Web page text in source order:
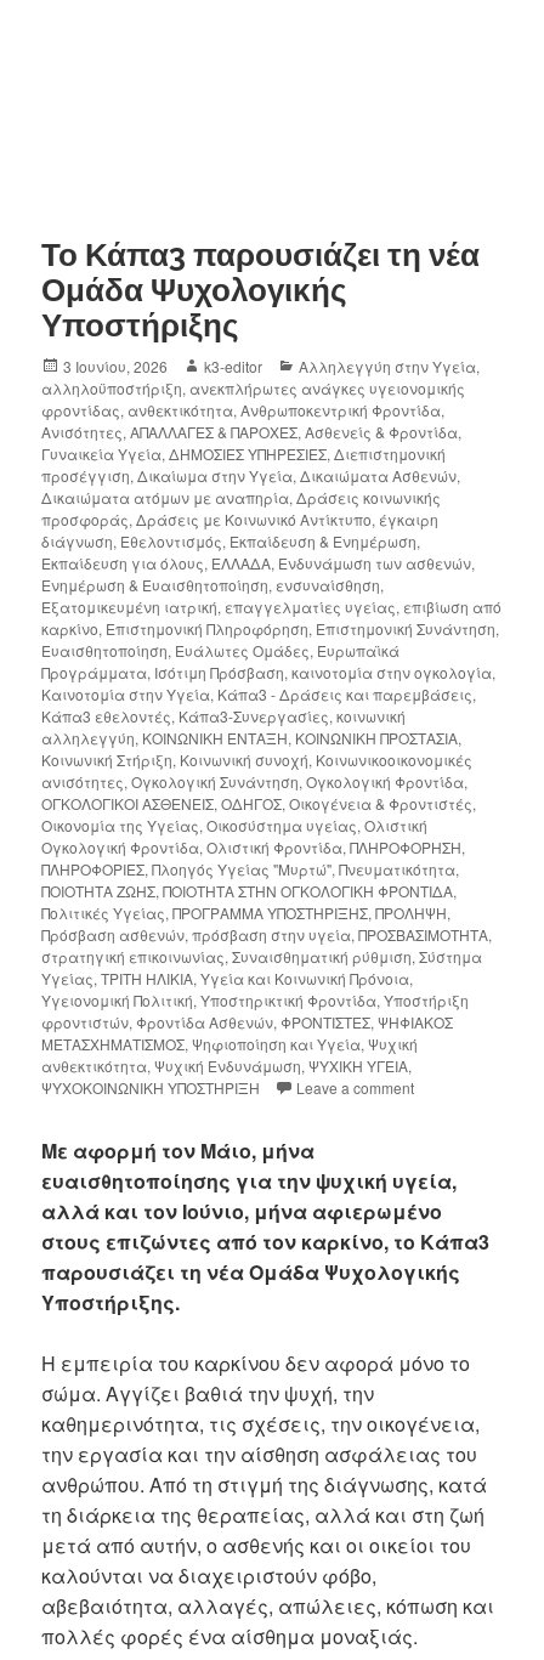
Το Κάπα3 παρουσιάζει τη νέα
Ομάδα Ψυχολογικής
Υποστήριξης
3 Ιουνίου, 2026 k3-editor Αλληλεγγύη στην Υγεία,
αλληλοϋποστήριξη, ανεκπλήρωτες ανάγκες υγειονομικής
φροντίδας, ανθεκτικότητα,Ανθρωποκεντρική Φροντίδα,
Ανισότητες,ΑΠΑΛΛΑΓΕΣ & ΠΑΡΟΧΕΣ,Ασθενείς & Φροντίδα,
Γυναικεία Υγεία,ΔΗΜΟΣΙΕΣ ΥΠΗΡΕΣΙΕΣ,Διεπιστημονική
προσέγγιση,Δικαίωμα στην Υγεία,Δικαιώματα Ασθενών,
Δικαιώματα ατόμων με αναπηρία,Δράσεις κοινωνικής
προσφοράς,Δράσεις με Κοινωνικό Αντίκτυπο, έγκαιρη
διάγνωση, Εθελοντισμός, Εκπαίδευση & Ενημέρωση,
Εκπαίδευση για όλους, ΕΛΛΑΔΑ, Ενδυνάμωση των ασθενών,
Ενημέρωση & Ευαισθητοποίηση, ενσυναίσθηση,
Εξατομικευμένη ιατρική, επαγγελματίες υγείας, επιβίωση από
καρκίνο, Επιστημονική Πληροφόρηση, Επιστημονική Συνάντηση,
Ευαισθητοποίηση, Ευάλωτες Ομάδες, Ευρωπαϊκά
Προγράμματα, Ισότιμη Πρόσβαση,καινοτομία στην ογκολογία,
Καινοτομία στην Υγεία, Κάπα3 - Δράσεις και παρεμβάσεις,
Κάπα3 εθελοντές, Κάπα3-Συνεργασίες,κοινωνική
αλληλεγγύη, ΚΟΙΝΩΝΙΚΗ ΕΝΤΑΞΗ, ΚΟΙΝΩΝΙΚΗ ΠΡΟΣΤΑΣΙΑ,
Κοινωνική Στήριξη, Κοινωνική συνοχή, Κοινωνικοοικονομικές
ανισότητες,Ογκολογική Συνάντηση,Ογκολογική Φροντίδα,
ΟΓΚΟΛΟΓΙΚΟΙ ΑΣΘΕΝΕΙΣ,ΟΔΗΓΟΣ,Οικογένεια & Φροντιστές,
Οικονομία της Υγείας,Οικοσύστημα υγείας,Ολιστική
Ογκολογική Φροντίδα,Ολιστική Φροντίδα,ΠΛΗΡΟΦΟΡΗΣΗ,
ΠΛΗΡΟΦΟΡΙΕΣ,Πλοηγός Υγείας "Μυρτώ",Πνευματικότητα,
ΠΟΙΟΤΗΤΑ ΖΩΗΣ,ΠΟΙΟΤΗΤΑ ΣΤΗΝ ΟΓΚΟΛΟΓΙΚΗ ΦΡΟΝΤΙΔΑ,
Πολιτικές Υγείας,ΠΡΟΓΡΑΜΜΑ ΥΠΟΣΤΗΡΙΞΗΣ,ΠΡΟΛΗΨΗ,
Πρόσβαση ασθενών,πρόσβαση στην υγεία,ΠΡΟΣΒΑΣΙΜΟΤΗΤΑ,
στρατηγική επικοινωνίας,Συναισθηματική ρύθμιση,Σύστημα
Υγείας,ΤΡΙΤΗ ΗΛΙΚΙΑ,Υγεία και Κοινωνική Πρόνοια,
Υγειονομική Πολιτική,Υποστηρικτική Φροντίδα,Υποστήριξη
φροντιστών, Φροντίδα Ασθενών, ΦΡΟΝΤΙΣΤΕΣ,ΨΗΦΙΑΚΟΣ
ΜΕΤΑΣΧΗΜΑΤΙΣΜΟΣ,Ψηφιοποίηση και Υγεία,Ψυχική
ανθεκτικότητα,Ψυχική Ενδυνάμωση,ΨΥΧΙΚΗ ΥΓΕΙΑ,
ΨΥΧΟΚΟΙΝΩΝΙΚΗ ΥΠΟΣΤΗΡΙΞΗ
Leave a comment
Με αφορμή τον Μάιο, μήνα
ευαισθητοποίησης για την ψυχική υγεία,
αλλά και τον Ιούνιο, μήνα αφιερωμένο
στους επιζώντες από τον καρκίνο, το Κάπα3
παρουσιάζει τη νέα Ομάδα Ψυχολογικής
Υποστήριξης.
Η εμπειρία του καρκίνου δεν αφορά μόνο το
σώμα. Αγγίζει βαθιά την ψυχή, την
καθημερινότητα, τις σχέσεις, την οικογένεια,
την εργασία και την αίσθηση ασφάλειας του
ανθρώπου. Από τη στιγμή της διάγνωσης, κατά
τη διάρκεια της θεραπείας, αλλά και στη ζωή
μετά από αυτήν, ο ασθενής και οι οικείοι του
καλούνται να διαχειριστούν φόβο,
αβεβαιότητα, αλλαγές, απώλειες, κόπωση και
πολλές φορές ένα αίσθημα μοναξιάς.